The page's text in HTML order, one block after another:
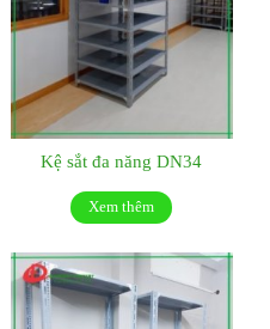
Kệ sắt đa năng DN34
Xem thêm